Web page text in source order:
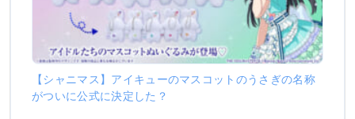
【シャニマス】アイキューのマスコットのうさぎの名称
がついに公式に決定した？